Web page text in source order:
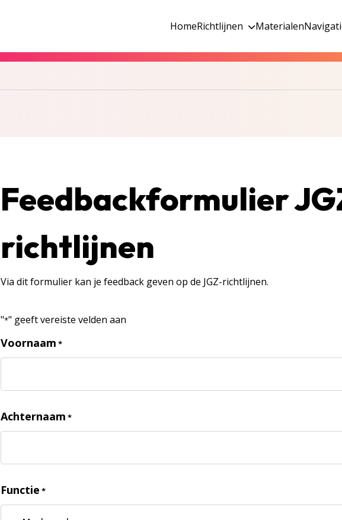
HomeRichtlijnen Materialen
Feedbackformulier
richtlijnen
Via dit formulier kan je feedback geven op de JGZ-richtlijnen.
"*" geeft vereiste velden aan
Voornaam *
Achternaam *
Functie *